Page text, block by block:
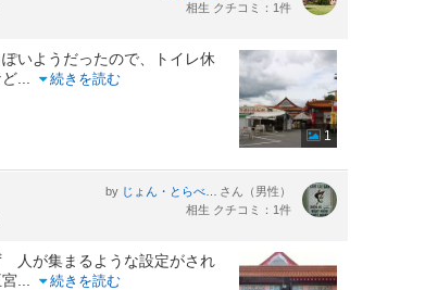
相生 クチコミ：1件
いようだったので、トイレ休
続きを読む
1
by
さん（男性）
相生 クチコミ：1件
人が集まるような設定がされ
続きを読む